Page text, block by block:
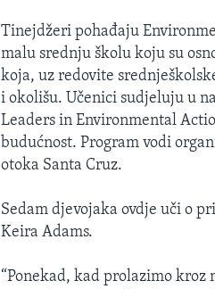
Tinejdžeri pohađaju
malu srednju školu koju su
koja, uz redovite
i okolišu. Učenici sudjeluju u
Leaders in Environmental
budućnost. Program vodi
otoka Santa Cruz.
Sedam djevojaka ovdje uči o
Keira Adams.
“Ponekad, kad prolazimo kroz